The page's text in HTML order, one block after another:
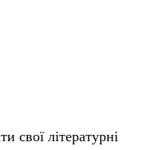
свої літературні